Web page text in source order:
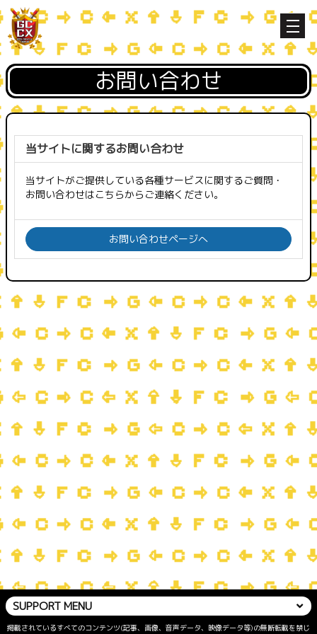
お問い合わせ
当サイトに関するお問い合わせ
当サイトがご提供している各種サービスに関するご質問・
お問い合わせはこちらからご連絡ください。
お問い合わせページへ
SUPPORT MENU
掲載されているすべてのコンテンツ(記事、画像、音声データ、映像データ等)の無断転載を禁じ